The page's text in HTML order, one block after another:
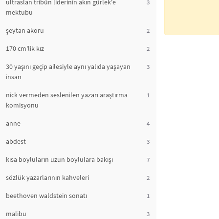
ultraslan tribün liderinin akın gürlek'e
mektubu
3
şeytan akoru 2
170 cm'lik kız 2
30 yaşını geçip ailesiyle aynı yalıda yaşayan
insan
3
nick vermeden seslenilen yazarı araştırma
komisyonu
1
anne 4
abdest 3
kısa boyluların uzun boylulara bakışı 7
sözlük yazarlarının kahveleri 2
beethoven waldstein sonatı 1
malibu 3